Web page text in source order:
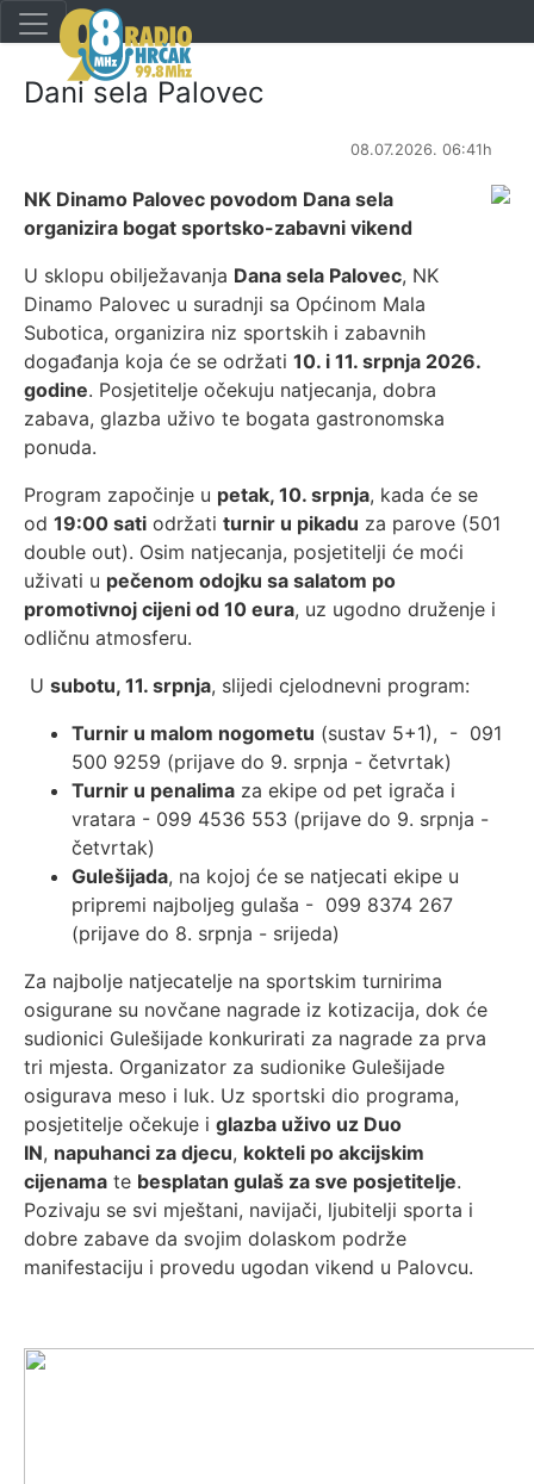
Dani sela Palovec
08.07.2026. 06:41h
NK Dinamo Palovec povodom Dana sela
organizira bogat sportsko-zabavni vikend
U sklopu obilježavanja Dana sela Palovec, NK
Dinamo Palovec u suradnji sa Općinom Mala
Subotica, organizira niz sportskih i zabavnih
događanja koja će se održati 10. i 11. srpnja 2026.
godine. Posjetitelje očekuju natjecanja, dobra
zabava, glazba uživo te bogata gastronomska
ponuda.
Program započinje u petak, 10. srpnja, kada će se
od 19:00 sati održati turnir u pikadu za parove (501
double out). Osim natjecanja, posjetitelji će moći
uživati u pečenom odojku sa salatom po
promotivnoj cijeni od 10 eura, uz ugodno druženje i
odličnu atmosferu.
U subotu, 11. srpnja, slijedi cjelodnevni program:
Turnir u malom nogometu (sustav 5+1), - 091
500 9259 (prijave do 9. srpnja - četvrtak)
Turnir u penalima za ekipe od pet igrača i
vratara - 099 4536 553 (prijave do 9. srpnja -
četvrtak)
Gulešijada, na kojoj će se natjecati ekipe u
pripremi najboljeg gulaša - 099 8374 267
(prijave do 8. srpnja - srijeda)
Za najbolje natjecatelje na sportskim turnirima
osigurane su novčane nagrade iz kotizacija, dok će
sudionici Gulešijade konkurirati za nagrade za prva
tri mjesta. Organizator za sudionike Gulešijade
osigurava meso i luk. Uz sportski dio programa,
posjetitelje očekuje i glazba uživo uz Duo
IN, napuhanci za djecu, kokteli po akcijskim
cijenama te besplatan gulaš za sve posjetitelje.
Pozivaju se svi mještani, navijači, ljubitelji sporta i
dobre zabave da svojim dolaskom podrže
manifestaciju i provedu ugodan vikend u Palovcu.